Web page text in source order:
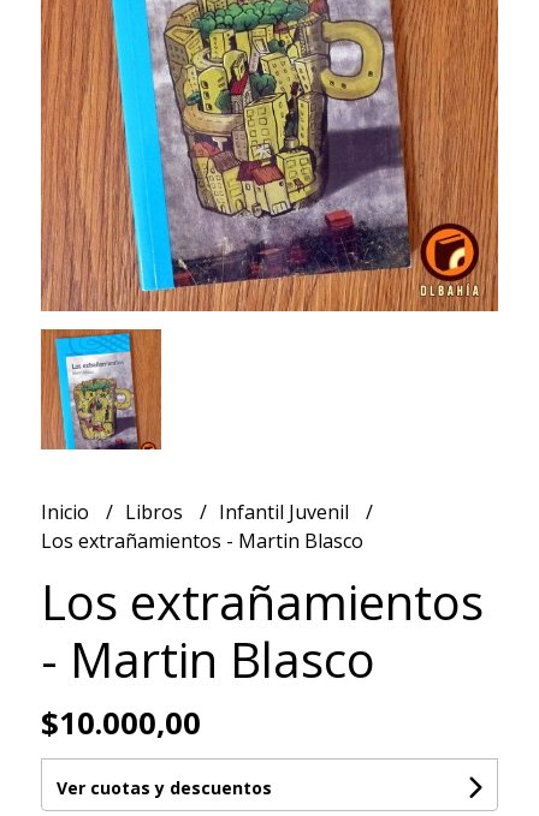
Inicio Libros
Infantil Juvenil
Los extrañamientos - Martin Blasco
Los extrañamientos
- Martin Blasco
$10.000,00
Ver cuotas y descuentos